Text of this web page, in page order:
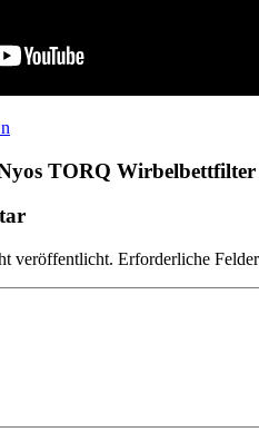
TORQ
veröffentlicht. Erforderliche